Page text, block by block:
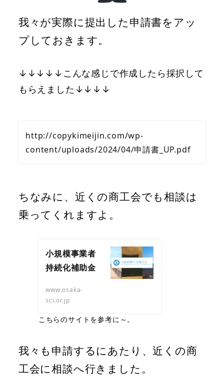
我々が実際に提出した申請書をアッ
プしておきます。
↓↓↓↓↓こんな感じで作成したら採択して
もらえました↓↓↓↓
http://copykimeijin.com/wp-
content/uploads/2024/04/申請書_UP.pdf
ちなみに、近くの商工会でも相談は
乗ってくれますよ。
小規模事業者
持続化補助金
www.osaka-
sci.or.jp
こちらのサイトを参考に～。
我々も申請するにあたり、近くの商
工会に相談へ行きました。